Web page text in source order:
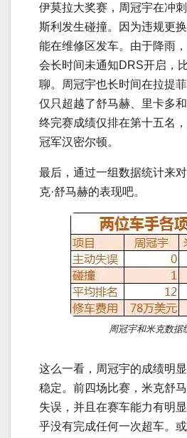
伊莫拉大奖赛，周冠宇在冲
斯利发生碰撞。因为违规更
能在维修区发车。由于降雨
会长时间未通知DRS开启，
聊。周冠宇也长时间在拉提
仅只超越了舒马赫、里卡多
终完赛成绩仅排在第十五名
冠军汉密尔顿。
最后，通过一组数据统计来
克·舒马赫的表现吧。
周冠宇和米克数据
这么一看，周冠宇的成绩明
稳定。前四场比赛，米克舒
失误，并且在赛车能力有明
乎没有完成任何一次超车。